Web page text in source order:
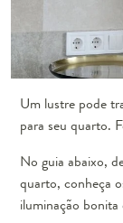
Um lustre pode
para seu quarto.
No guia abaixo,
quarto, conheça
iluminação bonita